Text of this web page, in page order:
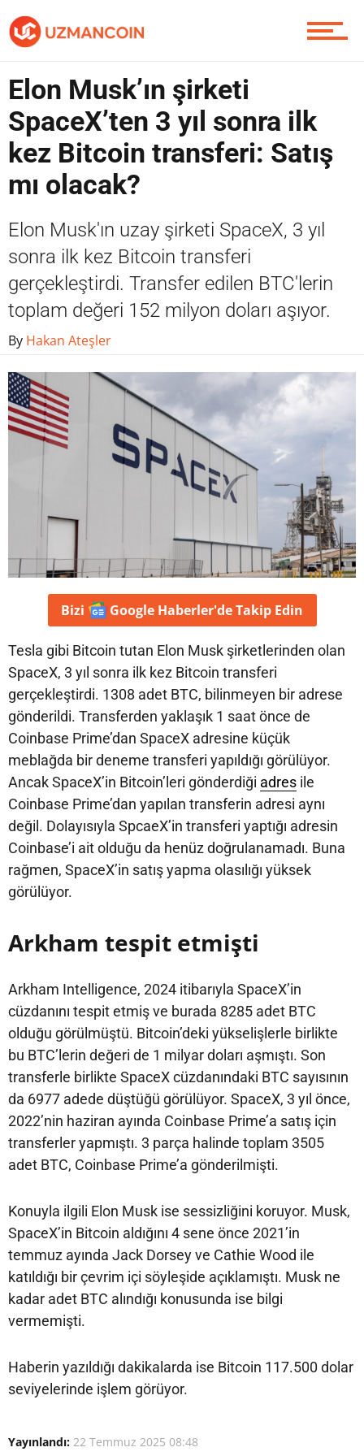
Soru Sor
Contact / İletişim
Elon Musk’ın şirketi
SpaceX’ten 3 yıl sonra ilk
kez Bitcoin transferi: Satış
mı olacak?
Elon Musk'ın uzay şirketi SpaceX, 3 yıl
sonra ilk kez Bitcoin transferi
gerçekleştirdi. Transfer edilen BTC'lerin
toplam değeri 152 milyon doları aşıyor.
By Hakan Ateşler
Bizi Google Haberler'deTakip Edin
Tesla gibi Bitcoin tutan Elon Musk şirketlerinden olan
SpaceX, 3 yıl sonra ilk kez Bitcoin transferi
gerçekleştirdi. 1308 adet BTC, bilinmeyen bir adrese
gönderildi. Transferden yaklaşık 1 saat önce de
Coinbase Prime’dan SpaceX adresine küçük
meblağda bir deneme transferi yapıldığı görülüyor.
Ancak SpaceX’in Bitcoin’leri gönderdiği adres ile
Coinbase Prime’dan yapılan transferin adresi aynı
değil. Dolayısıyla SpcaeX’in transferi yaptığı adresin
Coinbase’i ait olduğu da henüz doğrulanamadı. Buna
rağmen, SpaceX’in satış yapma olasılığı yüksek
görülüyor.
Arkham tespit etmişti
Arkham Intelligence, 2024 itibarıyla SpaceX’in
cüzdanını tespit etmiş ve burada 8285 adet BTC
olduğu görülmüştü. Bitcoin’deki yükselişlerle birlikte
bu BTC’lerin değeri de 1 milyar doları aşmıştı. Son
transferle birlikte SpaceX cüzdanındaki BTC sayısının
da 6977 adede düştüğü görülüyor. SpaceX, 3 yıl önce,
2022’nin haziran ayında Coinbase Prime’a satış için
transferler yapmıştı. 3 parça halinde toplam 3505
adet BTC, Coinbase Prime’a gönderilmişti.
Konuyla ilgili Elon Musk ise sessizliğini koruyor. Musk,
SpaceX’in Bitcoin aldığını 4 sene önce 2021’in
temmuz ayında Jack Dorsey ve Cathie Wood ile
katıldığı bir çevrim içi söyleşide açıklamıştı. Musk ne
kadar adet BTC alındığı konusunda ise bilgi
vermemişti.
Haberin yazıldığı dakikalarda ise Bitcoin 117.500 dolar
seviyelerinde işlem görüyor.
Yayınlandı: 22 Temmuz 2025 08:48